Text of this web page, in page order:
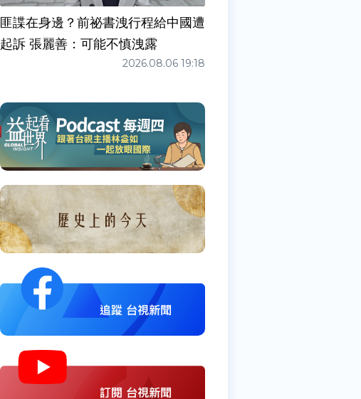
匪諜在身邊？前祕書洩行程給中國遭
起訴 張麗善：可能不慎洩露
2026.08.06 19:18